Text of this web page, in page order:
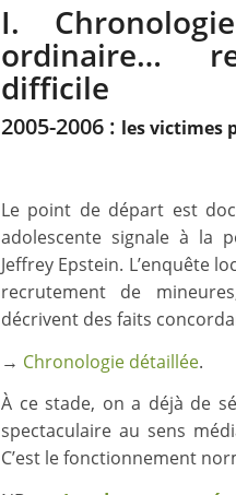
I.
ordinaire…
difficile
2005-2006 : les victimes
Le point de départ est
adolescente signale à la
Jeffrey Epstein. L’enquête
recrutement de
décrivent des faits
→ Chronologie détaillée.
À ce stade, on a déjà de
spectaculaire au sens
C’est le fonctionnement